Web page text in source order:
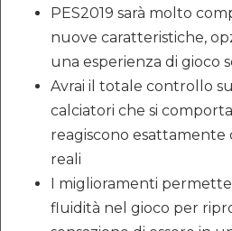
PES2019 sarà molto
nuove caratteristiche,
una esperienza di gioco
Avrai il totale controllo
calciatori che si
reagiscono
reali
I miglioramenti
fluidità nel gioco per